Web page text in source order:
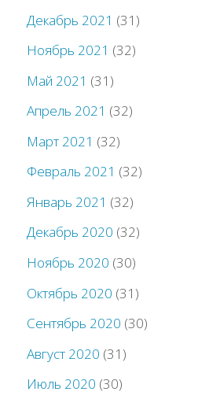
Декабрь 2021 (31)
Ноябрь 2021 (32)
Май 2021 (31)
Апрель 2021 (32)
Март 2021 (32)
Февраль 2021 (32)
Январь 2021 (32)
Декабрь 2020 (32)
Ноябрь 2020 (30)
Октябрь 2020 (31)
Сентябрь 2020 (30)
Август 2020 (31)
Июль 2020 (30)